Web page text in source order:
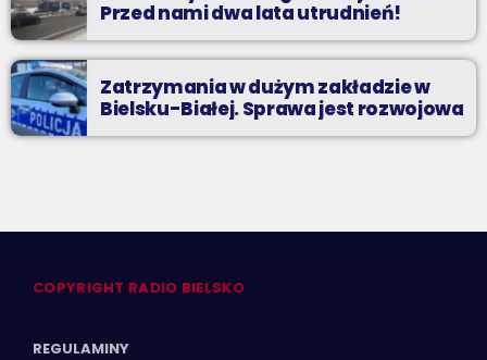
Przed nami dwa lata utrudnień!
Zatrzymania w dużym zakładzie w
Bielsku-Białej. Sprawa jest rozwojowa
COPYRIGHT RADIO BIELSKO
REGULAMINY